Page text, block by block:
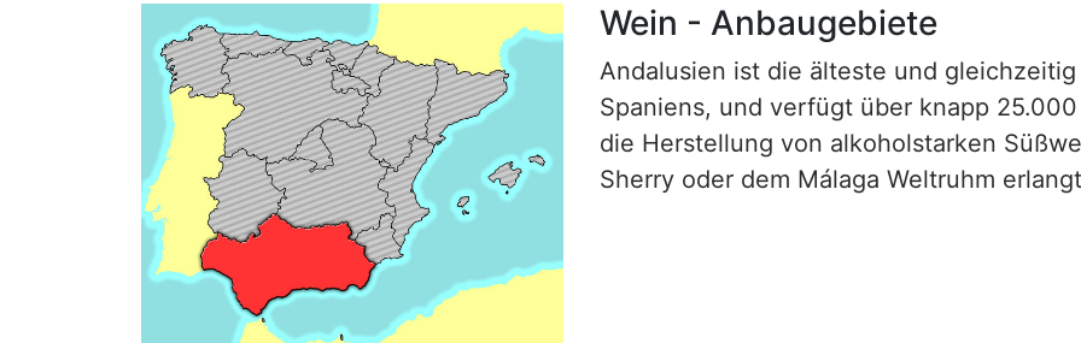
Wein - Anbaugebiete
Andalusien ist die älteste und
Spaniens, und verfügt über knapp
die Herstellung von alkoholstarken
Sherry oder dem Málaga Weltruhm